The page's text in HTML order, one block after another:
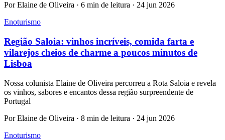
Por Elaine de Oliveira · 6 min de leitura · 24 jun 2026
Enoturismo
Região Saloia: vinhos incríveis, comida farta e
vilarejos cheios de charme a poucos minutos de
Lisboa
Nossa colunista Elaine de Oliveira percorreu a Rota Saloia e revela
os vinhos, sabores e encantos dessa região surpreendente de
Portugal
Por Elaine de Oliveira · 8 min de leitura · 24 jun 2026
Enoturismo